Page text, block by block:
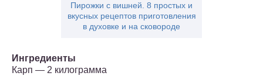
Пирожки с вишней. 8 простых и
вкусных рецептов приготовления
в духовке и на сковороде
Ингредиенты
Карп — 2 килограмма